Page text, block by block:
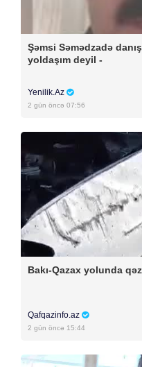
Şəmsi Səmədzadə
yoldaşım deyil -
Yenilik.Az
2 gün öncə 07:56
Bakı-Qazax yolunda
Qafqazinfo.az
2 gün öncə 15:44